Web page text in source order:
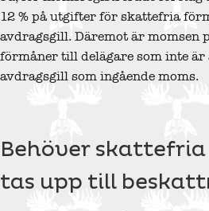
12 % på utgifter för skattefria
avdragsgill. Däremot är momsen
förmåner till delägare som inte är
avdragsgill som ingående moms.
Behöver
tas upp till